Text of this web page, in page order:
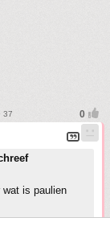
37
wat is paulien